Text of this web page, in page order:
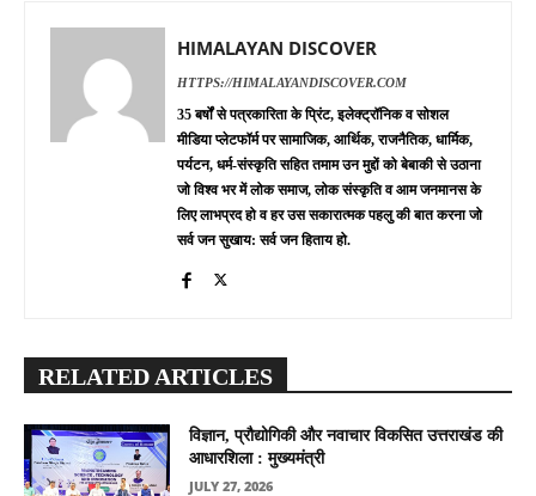
HIMALAYAN DISCOVER
HTTPS://HIMALAYANDISCOVER.COM
35 बर्षों से पत्रकारिता के प्रिंट, इलेक्ट्रॉनिक व सोशल
मीडिया प्लेटफॉर्म पर सामाजिक, आर्थिक, राजनैतिक, धार्मिक,
पर्यटन, धर्म-संस्कृति सहित तमाम उन मुद्दों को बेबाकी से उठाना
जो विश्व भर में लोक समाज, लोक संस्कृति व आम जनमानस के
लिए लाभप्रद हो व हर उस सकारात्मक पहलु की बात करना जो
सर्व जन सुखाय: सर्व जन हिताय हो.
RELATED ARTICLES
विज्ञान, प्रौद्योगिकी और नवाचार विकसित उत्तराखंड की
आधारशिला : मुख्यमंत्री
JULY 27, 2026